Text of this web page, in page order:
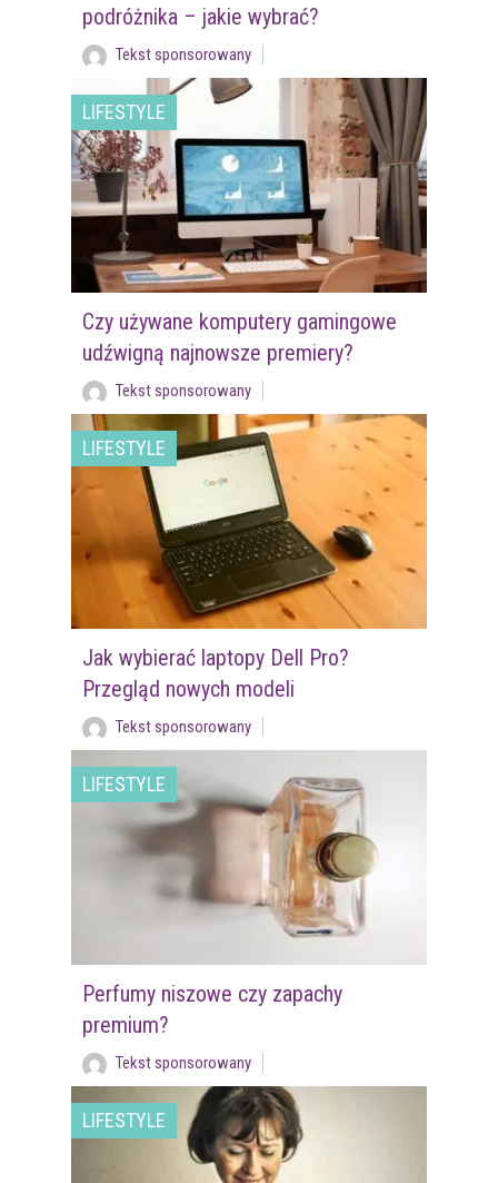
podróżnika – jakie wybrać?
Tekst sponsorowany
LIFESTYLE
Czy używane komputery gamingowe
udźwigną najnowsze premiery?
Tekst sponsorowany
LIFESTYLE
Jak wybierać laptopy Dell Pro?
Przegląd nowych modeli
Tekst sponsorowany
LIFESTYLE
Perfumy niszowe czy zapachy
premium?
Tekst sponsorowany
LIFESTYLE